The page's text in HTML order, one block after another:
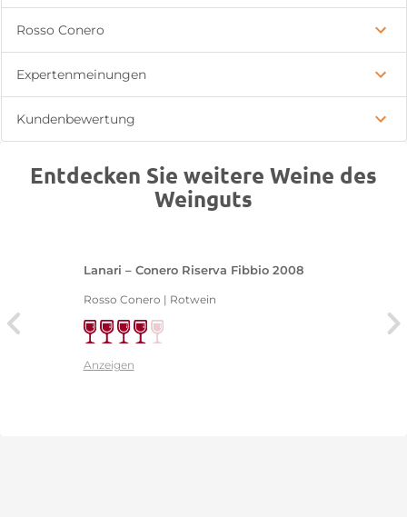
Rosso Conero
Expertenmeinungen
Kundenbewertung
Entdecken Sie weitere Weine des
Weinguts
Lanari – Conero Riserva Fibbio 2008
Rosso Conero | Rotwein
Anzeigen